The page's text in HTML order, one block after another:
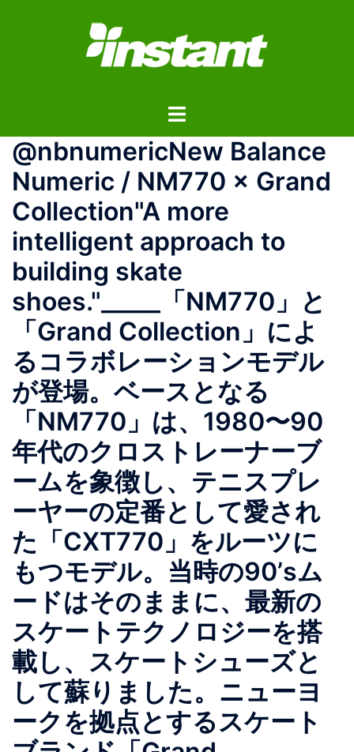
ス
ト
ル
メ
ニ
ュ
@nbnumericNew Balance
Numeric / NM770 × Grand
Collection"A more
intelligent approach to
building skate
shoes."_____「NM770」と
「Grand Collection」によ
るコラボレーションモデル
が登場。ベースとなる
「NM770」は、1980〜90
年代のクロストレーナーブ
ームを象徴し、テニスプレ
ーヤーの定番として愛され
た「CXT770」をルーツに
もつモデル。当時の90’sム
ードはそのままに、最新の
スケートテクノロジーを搭
載し、スケートシューズと
して蘇りました。ニューヨ
ークを拠点とするスケート